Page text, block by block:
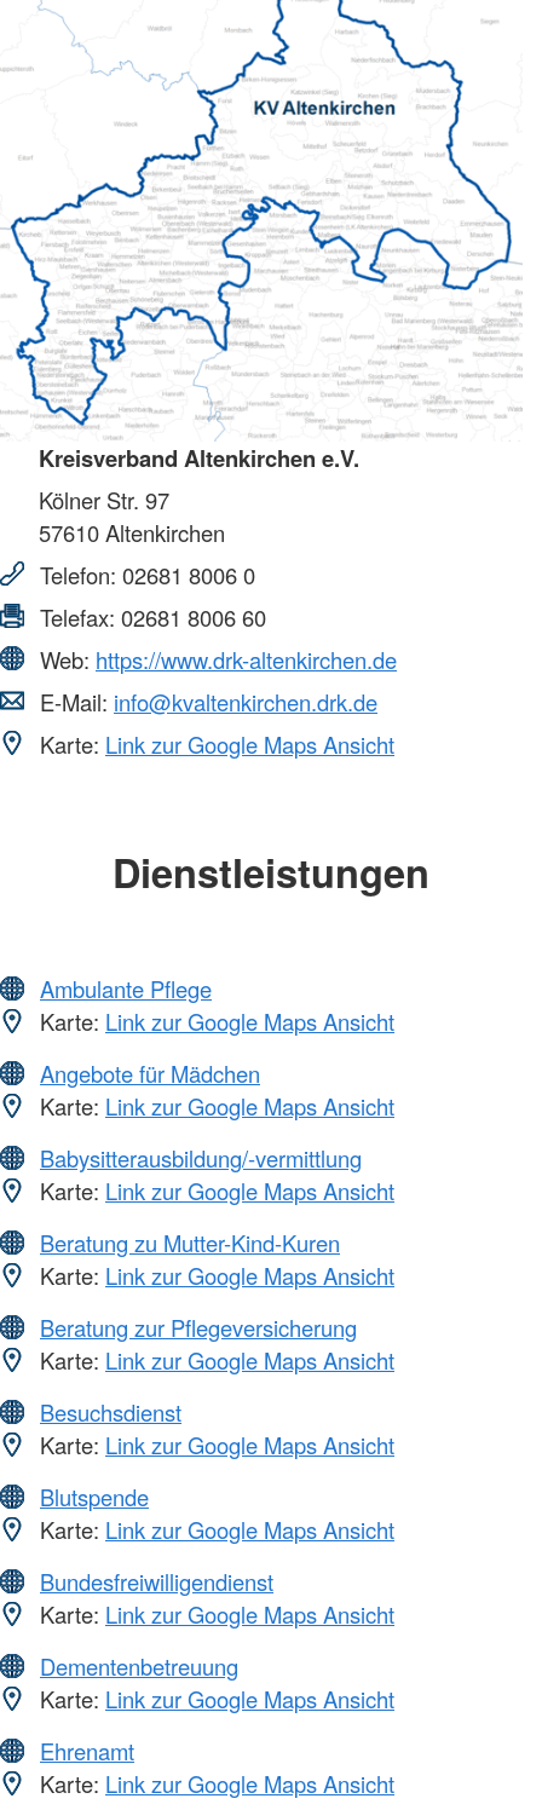
Kreisverband Altenkirchen e.V.
Kölner Str. 97
57610Altenkirchen
Telefon: 02681 8006 0
Telefax: 02681 8006 60
Web: https://www.drk-altenkirchen.de
E-Mail: info@kvaltenkirchen.drk.de
Karte: Link zur Google Maps Ansicht
Dienstleistungen
Ambulante Pflege
Karte: Link zur Google Maps Ansicht
Angebote für Mädchen
Karte: Link zur Google Maps Ansicht
Babysitterausbildung/-vermittlung
Karte: Link zur Google Maps Ansicht
Beratung zu Mutter-Kind-Kuren
Karte: Link zur Google Maps Ansicht
Beratung zur Pflegeversicherung
Karte: Link zur Google Maps Ansicht
Besuchsdienst
Karte: Link zur Google Maps Ansicht
Blutspende
Karte: Link zur Google Maps Ansicht
Bundesfreiwilligendienst
Karte: Link zur Google Maps Ansicht
Dementenbetreuung
Karte: Link zur Google Maps Ansicht
Ehrenamt
Karte: Link zur Google Maps Ansicht